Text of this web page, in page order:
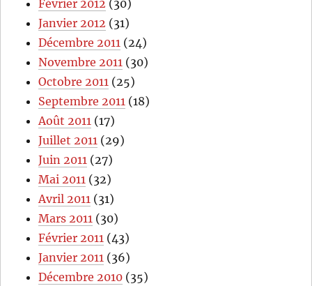
Février 2012 (30)
Janvier 2012 (31)
Décembre 2011 (24)
Novembre 2011 (30)
Octobre 2011 (25)
Septembre 2011 (18)
Août 2011 (17)
Juillet 2011 (29)
Juin 2011 (27)
Mai 2011 (32)
Avril 2011 (31)
Mars 2011 (30)
Février 2011 (43)
Janvier 2011 (36)
Décembre 2010 (35)